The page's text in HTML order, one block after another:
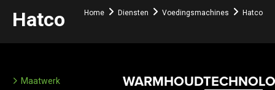
Hatco Home Diensten Voedingsmachines Hatco
Maatwerk